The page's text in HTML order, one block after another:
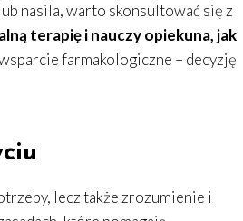
nasila, warto skonsultować się z
terapię i nauczy opiekuna, jak
farmakologiczne – decyzję
lecz także zrozumienie i